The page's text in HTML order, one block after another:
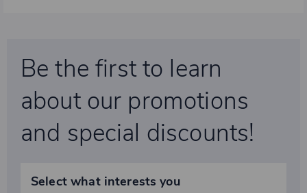
Be the first to learn
about our promotions
and special discounts!
Select what interests you